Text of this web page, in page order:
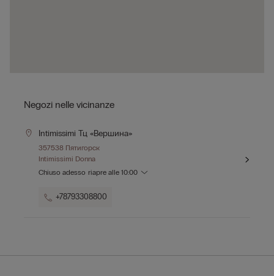
Negozi nelle vicinanze
Intimissimi Тц «вершина»
357538 Пятигорск
Intimissimi Donna
Chiuso adesso riapre alle 10:00
+78793308800